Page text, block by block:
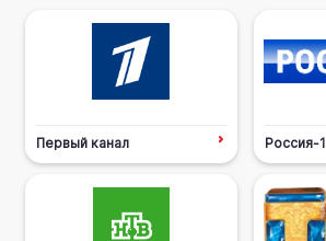
Первый канал Россия-1